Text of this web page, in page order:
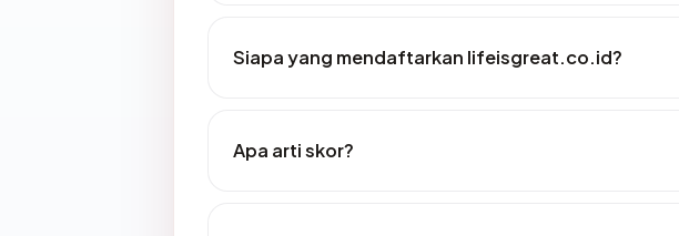
Siapa yang mendaftarkan lifeisgreat.co.id?
Apa arti skor?